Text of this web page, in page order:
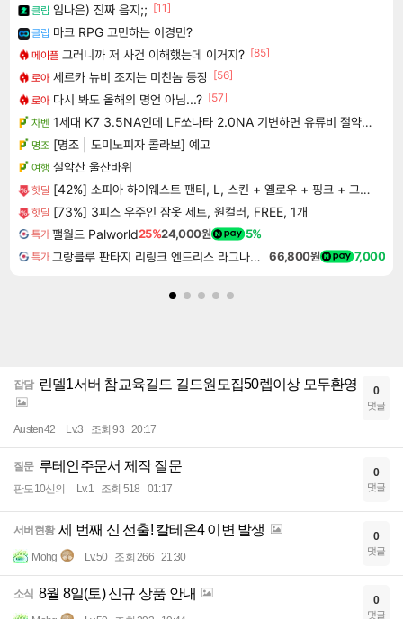
클립 임나은) 진짜 음지;; [11]
클립 마크 RPG 고민하는 이경민?
메이플 그러니까 저 사건 이해했는데 이거지? [85]
로아 세르카 뉴비 조지는 미친놈 등장 [56]
로아 다시 봐도 올해의 명언 아님...? [57]
차벤 1세대 K7 3.5NA인데 LF쏘나타 2.0NA 기변하면 유류비 절약이 얼마나 될까요..?
명조 [명조 | 도미노피자 콜라보] 예고
여행 설악산 울산바위
핫딜 [42%] 소피아 하이웨스트 팬티, L, 스킨 + 옐로우 + 핑크 + 그린 + 블루 + 오렌지 + 카키 + 라벤더, 8개입, 1세트
핫딜 [73%] 3피스 우주인 잠옷 세트, 원컬러, FREE, 1개
특가 팰월드 Palworld25%24,000원 5%
특가 그랑블루 판타지 리링크 엔드리스 라그나로크 Granblue Fantasy Relink Endless Ragnarok 66,800원 7,000
잡담 린델1서버 참교육길드 길드원모집50렙이상 모두환영
Austen42 Lv.3 조회 93 20:17
0
댓글
질문 루테인주문서 제작 질문
판도10신의 Lv.1 조회 518 01:17
0
댓글
서버현황 세 번째 신 선출! 칼테온4 이변 발생
Mohg Lv.50 조회 266 21:30
0
댓글
소식 8월 8일(토) 신규 상품 안내 0
댓글